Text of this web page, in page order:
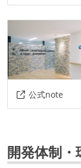
言語
python
データベース
google-
その他公式note
開発体制・